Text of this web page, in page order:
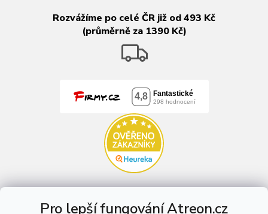
Pro lepší fungování Atreon.cz
Rozvážíme po celé ČR již od 493 Kč
(průměrně za 1390 Kč)